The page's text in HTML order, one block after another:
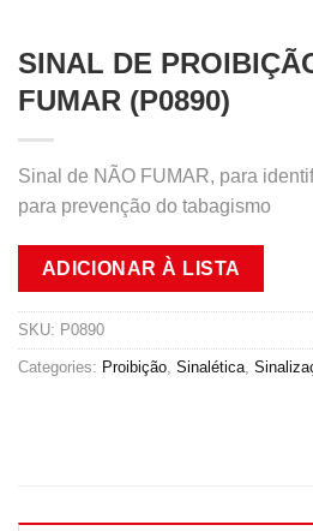
SINAL DE
FUMAR (P0890)
Sinal de NÃO FUMAR, para
para prevenção do tabagismo
ADICIONAR À LISTA
SKU: P0890
Categories: Proibição Sinalética